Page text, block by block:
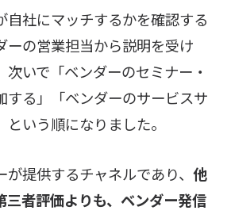
自社にマッチするかを確認する
ーの営業担当から説明を受け
次いで「ベンダーのセミナー・
する」「ベンダーのサービスサ
いう順になりました。
提供するチャネルであり、 他
三者評価よりも、ベンダー発信